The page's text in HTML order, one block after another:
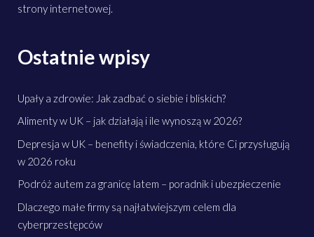
strony internetowej.
Ostatnie wpisy
Upały a zdrowie: Jak zadbać o siebie i bliskich?
Alimenty w UK – jak działają i ile wynoszą w 2026?
Depresja w UK – benefity i świadczenia, które Ci przysługują
w 2026 roku
Podróż autem za granicę latem – poradnik i ubezpieczenie
Dlaczego małe firmy są najłatwiejszym celem dla
cyberprzestępców